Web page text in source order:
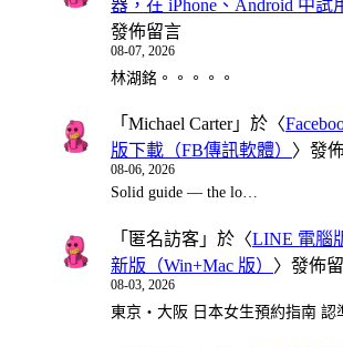
器，在 iPhone、Android 中試
發佈留言
08-07, 2026
林湖銘。。。。。
「 Michael Carter」於〈
版下載（FB傳訊軟體） 〉發
08-06, 2026
Solid guide — the lo…
「 匿名訪客 」於〈LINE 電腦
新版（Win+Mac 版） 〉發佈
08-03, 2026
東京・大阪 日本女生預約指南 認